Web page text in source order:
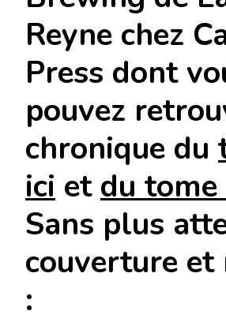
Reyne chez
Press dont
pouvez
chronique du
ici etdu tome
Sans plus
couverture et
: